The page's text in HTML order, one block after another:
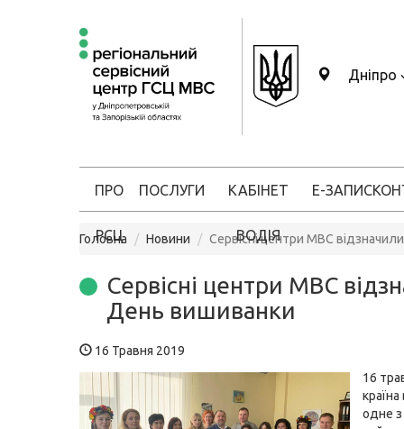
Дніпро
ПРО
РСЦ
ПОСЛУГИ КАБІНЕТ
ВОДІЯ
Е-ЗАПИС
Головна Новини Сервісні центри МВС
Сервісні центри МВС
День вишиванки
16 Травня 2019
16
країна
одне з